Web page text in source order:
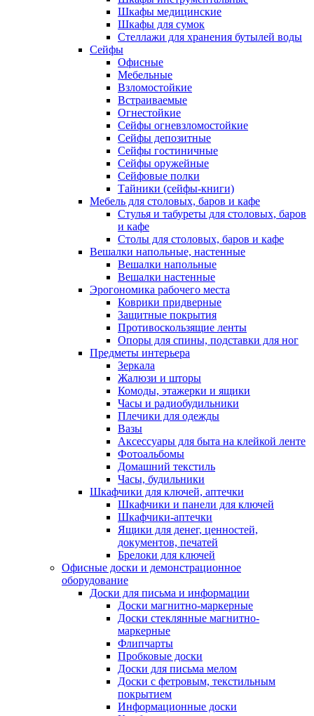
Шкафы медицинские
Шкафы для сумок
Стеллажи для хранения бутылей воды
Сейфы
Офисные
Мебельные
Взломостойкие
Встраиваемые
Огнестойкие
Сейфы огневзломостойкие
Сейфы депозитные
Сейфы гостиничные
Сейфы оружейные
Сейфовые полки
Тайники (сейфы-книги)
Мебель для столовых, баров и кафе
Стулья и табуреты для столовых, баров
и кафе
Столы для столовых, баров и кафе
Вешалки напольные, настенные
Вешалки напольные
Вешалки настенные
Эрогономика рабочего места
Коврики придверные
Защитные покрытия
Противоскользящие ленты
Опоры для спины, подставки для ног
Предметы интерьера
Зеркала
Жалюзи и шторы
Комоды, этажерки и ящики
Часы и радиобудильники
Плечики для одежды
Вазы
Аксессуары для быта на клейкой ленте
Фотоальбомы
Домашний текстиль
Часы, будильники
Шкафчики для ключей, аптечки
Шкафчики и панели для ключей
Шкафчики-аптечки
Ящики для денег, ценностей,
документов, печатей
Брелоки для ключей
Офисные доски и демонстрационное
оборудование
Доски для письма и информации
Доски магнитно-маркерные
Доски стеклянные магнитно-
маркерные
Флипчарты
Пробковые доски
Доски для письма мелом
Доски с фетровым, текстильным
покрытием
Информационные доски